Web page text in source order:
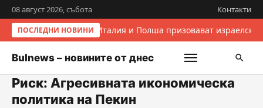
08 август 2026, събота Контакти
ПОСЛЕДНИ НОВИНИ Италия и Полша призовават
Bulnews – новините от днес
Риск: Агресивната икономическа
политика на Пекин